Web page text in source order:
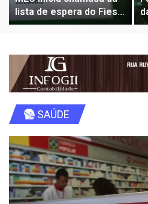
lista de espera do Fies
para vagas do segundo
SAÚDE